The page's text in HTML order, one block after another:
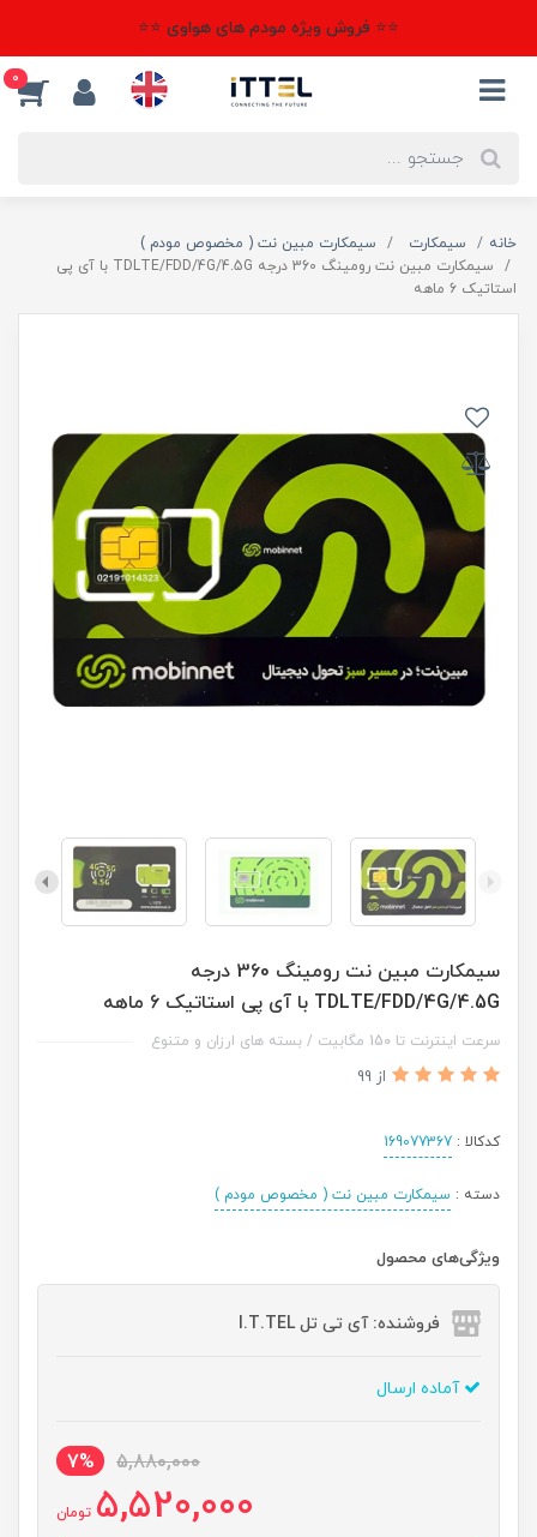
⭐⭐ فروش ویژه مودم های هواوی ⭐⭐
0
خانه سیمکارت
سیمکارت مبین نت ( مخصوص مودم )
سیمکارت مبین نت رومینگ 360 درجه TDLTE/FDD/4G/4.5G با آی پی
استاتیک 6 ماهه
سیمکارت مبین نت رومینگ 360 درجه
TDLTE/FDD/4G/4.5G با آی پی استاتیک 6 ماهه
سرعت اینترنت تا 150 مگابیت / بسته های ارزان و متنوع
از 99
کدکالا : 169077367
دسته : سیمکارت مبین نت ( مخصوص مودم )
ویژگی‌های محصول
فروشنده: آی تی تل I.T.TEL
آماده ارسال
5,880,000
7%
5,520,000 تومان